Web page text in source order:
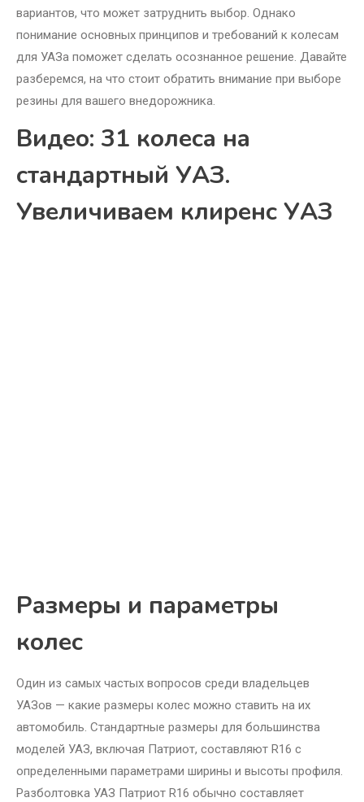
вариантов, что может затруднить выбор. Однако
понимание основных принципов и требований к колесам
для УАЗа поможет сделать осознанное решение. Давайте
разберемся, на что стоит обратить внимание при выборе
резины для вашего внедорожника.
Видео: 31 колеса на
стандартный УАЗ.
Увеличиваем клиренс УАЗ
Размеры и параметры
колес
Один из самых частых вопросов среди владельцев
УАЗов — какие размеры колес можно ставить на их
автомобиль. Стандартные размеры для большинства
моделей УАЗ, включая Патриот, составляют R16 с
определенными параметрами ширины и высоты профиля.
Разболтовка УАЗ Патриот R16 обычно составляет